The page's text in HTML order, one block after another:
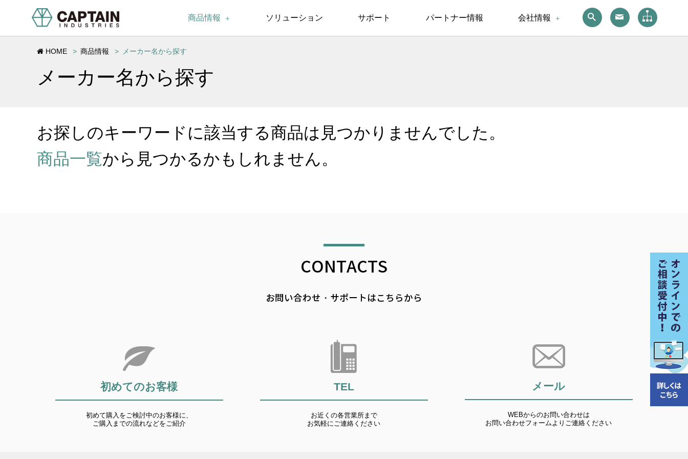
商品情報 ソリューション サポート パートナー情報 会社情報
HOME 商品情報 メーカー名から探す
メーカー名から探す
お探しのキーワードに該当する商品は見つかりませんでした。
商品一覧から見つかるかもしれません。
CONTACTS
お問い合わせ・サポートはこちらから
初めてのお客様
初めて購入をご検討中のお客様に、
ご購入までの流れなどをご紹介
TEL
お近くの各営業所まで
お気軽にご連絡ください
メール
WEBからのお問い合わせは
お問い合わせフォームよりご連絡ください